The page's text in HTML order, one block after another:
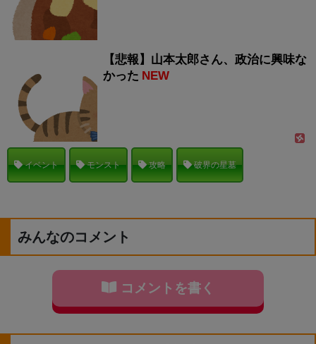
【悲報】山本太郎さん、政治に興味な
かった NEW
イベント モンスト 攻略 破界の星墓
みんなのコメント
コメントを書く